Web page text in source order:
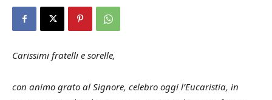
Carissimi fratelli e sorelle,
con animo grato al Signore, celebro oggi l’Eucaristia, in